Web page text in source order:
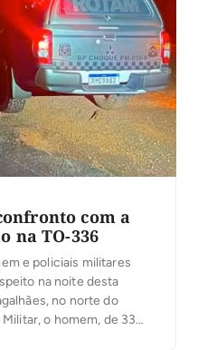
com a
na TO-336
e policiais militares
na noite desta
no norte do
o homem, de 33